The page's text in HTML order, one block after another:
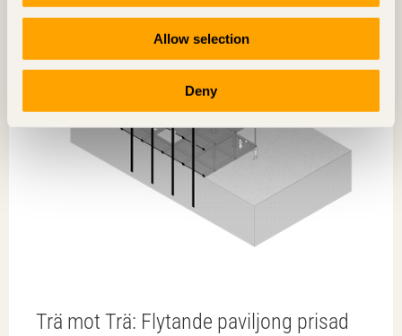
Allow selection
Deny
Trä mot Trä: Flytande paviljong prisad